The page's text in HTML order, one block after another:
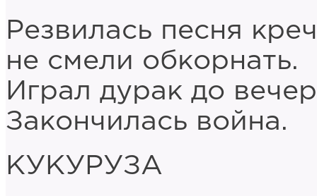
Резвилась песня
не смели обкорнать.
Играл дурак до
Закончилась война.
КУКУРУЗА